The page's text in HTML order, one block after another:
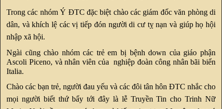
Trong các nhóm Ý ĐTC đặc biệt chào các giám đốc văn phòng di
dân, và khích lệ các vị tiếp đón người di cư tỵ nạn và giúp họ hội
nhập xã hội.
Ngài cũng chào nhóm các trẻ em bị bệnh down của giáo phận
Ascoli Piceno, và nhân viên của nghiệp đoàn công nhân bãi biển
Italia.
Chào các bạn trẻ, người đau yếu và các đôi tân hôn ĐTC nhắc cho
mọi người biết thứ bẩy tới đây là lễ Truyền Tin cho Trinh Nữ